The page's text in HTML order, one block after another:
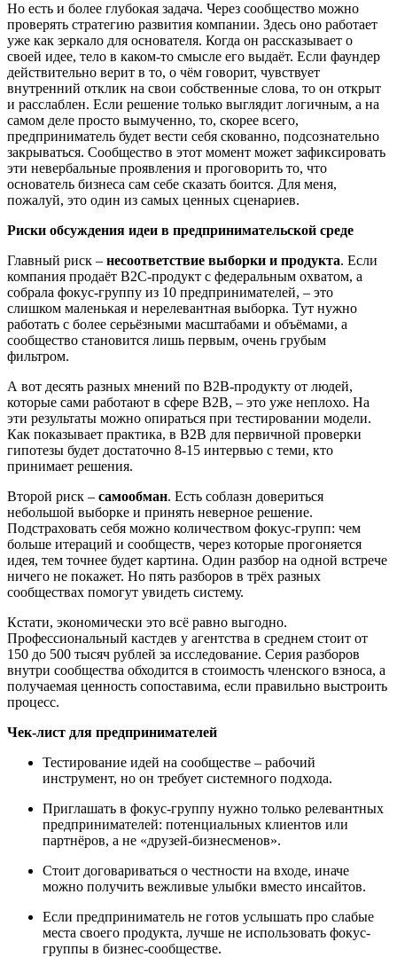
Но есть и более глубокая задача. Через сообщество можно
проверять стратегию развития компании. Здесь оно работает
уже как зеркало для основателя. Когда он рассказывает о
своей идее, тело в каком-то смысле его выдаёт. Если фаундер
действительно верит в то, о чём говорит, чувствует
внутренний отклик на свои собственные слова, то он открыт
и расслаблен. Если решение только выглядит логичным, а на
самом деле просто вымученно, то, скорее всего,
предприниматель будет вести себя скованно, подсознательно
закрываться. Сообщество в этот момент может зафиксировать
эти невербальные проявления и проговорить то, что
основатель бизнеса сам себе сказать боится. Для меня,
пожалуй, это один из самых ценных сценариев.
Риски обсуждения идеи в предпринимательской среде
Главный риск – несоответствие выборки и продукта. Если
компания продаёт B2C-продукт с федеральным охватом, а
собрала фокус-группу из 10 предпринимателей, – это
слишком маленькая и нерелевантная выборка. Тут нужно
работать с более серьёзными масштабами и объёмами, а
сообщество становится лишь первым, очень грубым
фильтром.
А вот десять разных мнений по B2B-продукту от людей,
которые сами работают в сфере B2B, – это уже неплохо. На
эти результаты можно опираться при тестировании модели.
Как показывает практика, в B2B для первичной проверки
гипотезы будет достаточно 8-15 интервью с теми, кто
принимает решения.
Второй риск – самообман. Есть соблазн довериться
небольшой выборке и принять неверное решение.
Подстраховать себя можно количеством фокус-групп: чем
больше итераций и сообществ, через которые прогоняется
идея, тем точнее будет картина. Один разбор на одной встрече
ничего не покажет. Но пять разборов в трёх разных
сообществах помогут увидеть систему.
Кстати, экономически это всё равно выгодно.
Профессиональный кастдев у агентства в среднем стоит от
150 до 500 тысяч рублей за исследование. Серия разборов
внутри сообщества обходится в стоимость членского взноса, а
получаемая ценность сопоставима, если правильно выстроить
процесс.
Чек-лист для предпринимателей
Тестирование идей на сообществе – рабочий
инструмент, но он требует системного подхода.
Приглашать в фокус-группу нужно только релевантных
предпринимателей: потенциальных клиентов или
партнёров, а не «друзей-бизнесменов».
Стоит договариваться о честности на входе, иначе
можно получить вежливые улыбки вместо инсайтов.
Если предприниматель не готов услышать про слабые
места своего продукта, лучше не использовать фокус-
группы в бизнес-сообществе.